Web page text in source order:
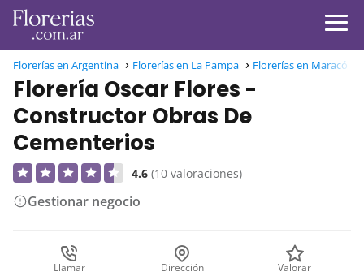
Florerías en Argentina Florerías en La Pampa Florerías en Maracó
Florería Oscar Flores -
Constructor Obras De
Cementerios
4.6 (10 valoraciones)
Gestionar negocio
Llamar Dirección Valorar